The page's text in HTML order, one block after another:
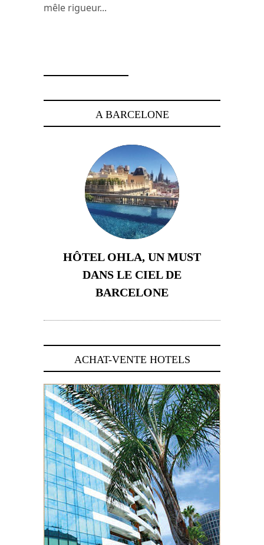
mêle rigueur...
A BARCELONE
HÔTEL OHLA, UN MUST
DANS LE CIEL DE
BARCELONE
ACHAT-VENTE HOTELS